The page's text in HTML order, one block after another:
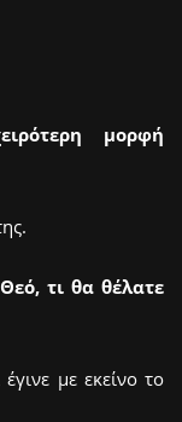
μορφή
τι θα θέλατε
με εκείνο το